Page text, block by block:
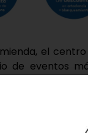
el
de eventos
la diversidad
en el que
se convierta